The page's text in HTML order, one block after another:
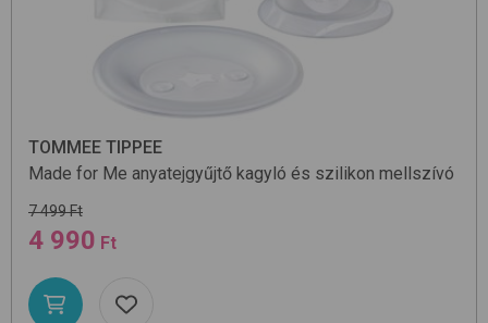
TOMMEE TIPPEE
Made for Me anyatejgyűjtő kagyló és szilikon mellszívó
7 499 Ft
4 990 Ft